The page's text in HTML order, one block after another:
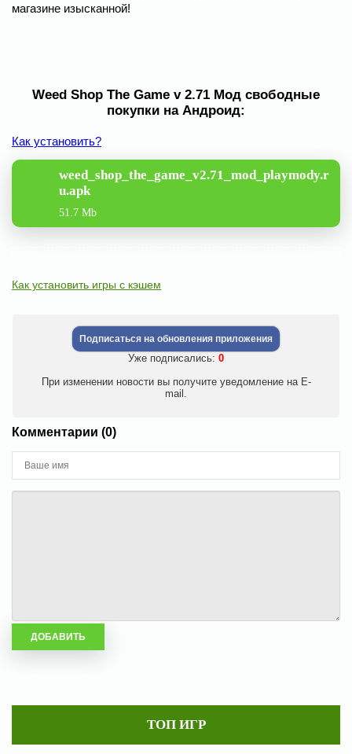
магазине изысканной!
Weed Shop The Game v 2.71 Мод свободные
покупки на Андроид:
Как установить?
weed_shop_the_game_v2.71_mod_playmody.r
u.apk
51.7 Mb
Как установить игры с кэшем
Подписаться на обновления приложения
Уже подписались: 0
При изменении новости вы получите уведомление на E-
mail.
Комментарии (0)
ТОП ИГР